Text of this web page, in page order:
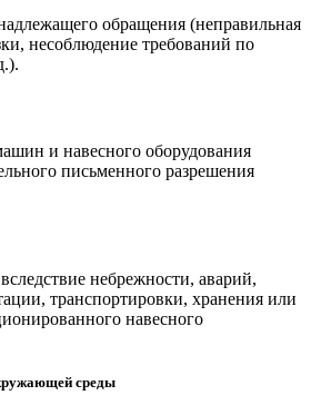
обращения (неправильная
несоблюдение требований по
и навесного оборудования
письменного разрешения
небрежности, аварий,
транспортировки, хранения или
навесного
среды